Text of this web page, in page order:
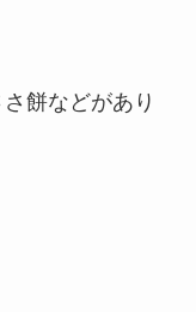
餅などがあり